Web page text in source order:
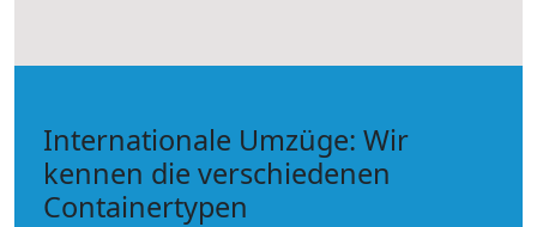
Internationale Umzüge: Wir
kennen die verschiedenen
Containertypen